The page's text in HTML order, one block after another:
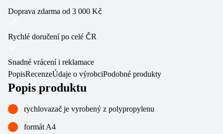
Doprava zdarma od 3 000 Kč
Rychlé doručení po celé ČR
Snadné vrácení i reklamace
PopisRecenzeÚdaje o výrobciPodobné produkty
Popis produktu
rychlovazač je vyrobený z polypropylenu
formát A4